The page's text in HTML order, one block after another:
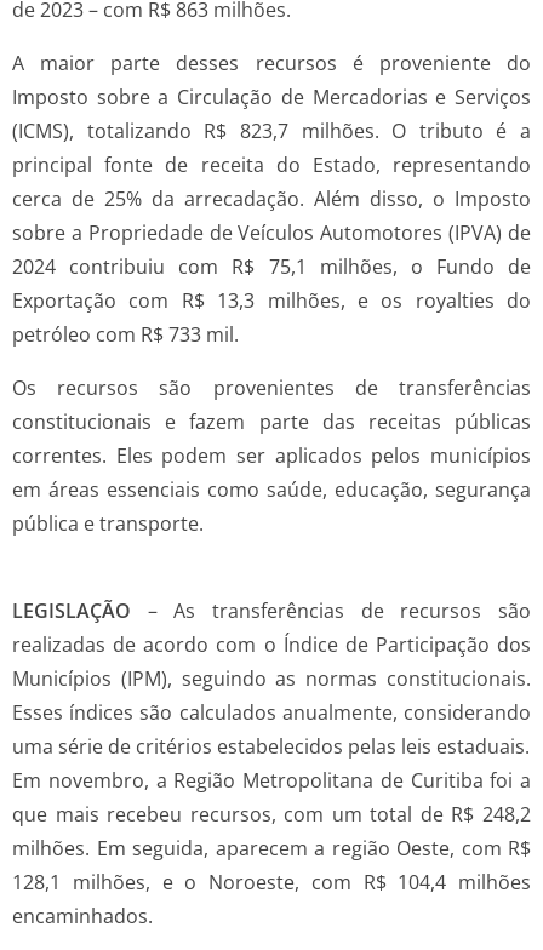
de 2023 – com R$ 863 milhões.
A maior parte desses recursos é proveniente do
Imposto sobre a Circulação de Mercadorias e Serviços
(ICMS), totalizando R$ 823,7 milhões. O tributo é a
principal fonte de receita do Estado, representando
cerca de 25% da arrecadação. Além disso, o Imposto
sobre a Propriedade de Veículos Automotores (IPVA) de
2024 contribuiu com R$ 75,1 milhões, o Fundo de
Exportação com R$ 13,3 milhões, e os royalties do
petróleo com R$ 733 mil.
Os recursos são provenientes de transferências
constitucionais e fazem parte das receitas públicas
correntes. Eles podem ser aplicados pelos municípios
em áreas essenciais como saúde, educação, segurança
pública e transporte.
LEGISLAÇÃO – As transferências de recursos são
realizadas de acordo com o Índice de Participação dos
Municípios (IPM), seguindo as normas constitucionais.
Esses índices são calculados anualmente, considerando
uma série de critérios estabelecidos pelas leis estaduais.
Em novembro, a Região Metropolitana de Curitiba foi a
que mais recebeu recursos, com um total de R$ 248,2
milhões. Em seguida, aparecem a região Oeste, com R$
128,1 milhões, e o Noroeste, com R$ 104,4 milhões
encaminhados.